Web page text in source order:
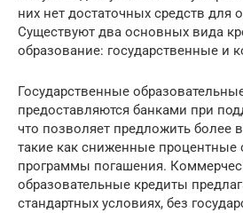
них нет достаточных средств для
Существуют два основных вида
образование: государственные и
Государственные
предоставляются банками при
что позволяет предложить более
такие как сниженные процентные
программы погашения.
образовательные кредиты
стандартных условиях, без